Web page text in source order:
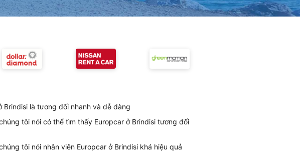
Brindisi là tương đối nhanh và dễ dàng
tôi nói có thể tìm thấy Europcar ở Brindisi tương đối
tôi nói nhân viên Europcar ở Brindisi khá hiệu quả